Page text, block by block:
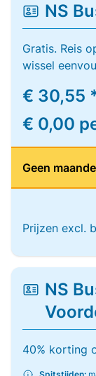
NS
Gratis. Reis
wissel
€ 30,55
€ 0,00
Geen
Prijzen excl.
NS
40% korting